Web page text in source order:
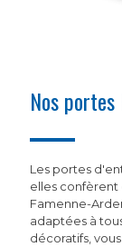
Nos portes
Les portes
elles confèrent
Famenne-
adaptées à
décoratifs,